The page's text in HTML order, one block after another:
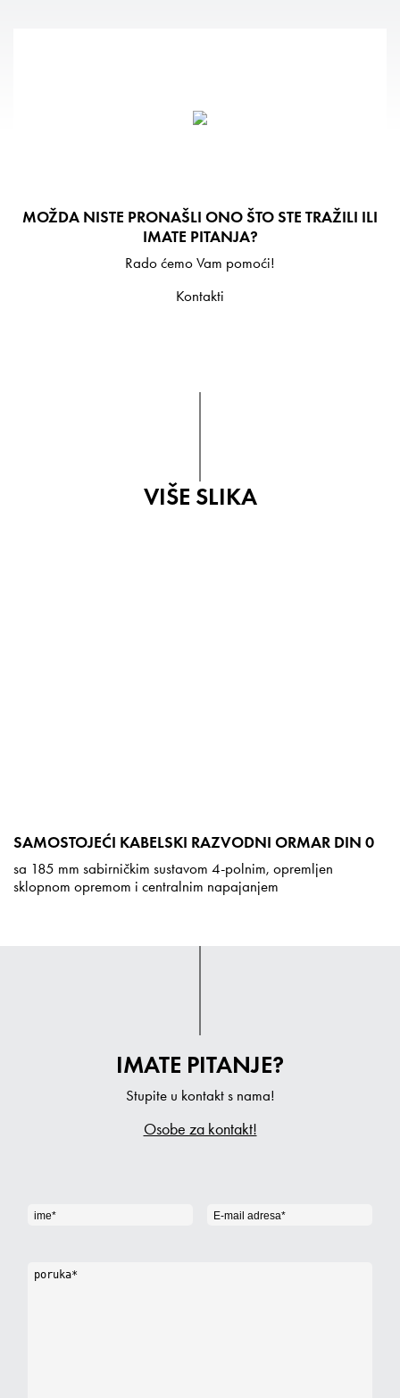
MOŽDA NISTE PRONAŠLI ONO ŠTO STE TRAŽILI ILI
IMATE PITANJA?
Rado ćemo Vam pomoći!
Kontakti
VIŠE SLIKA
SAMOSTOJEĆI KABELSKI RAZVODNI ORMAR DIN 0
sa 185 mm sabirničkim sustavom 4-polnim, opremljen
sklopnom opremom i centralnim napajanjem
IMATE PITANJE?
Stupite u kontakt s nama!
Osobe za kontakt!